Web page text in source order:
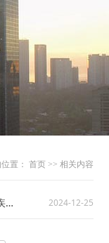
置： 首页>> 相关内容
病
2024-12-25